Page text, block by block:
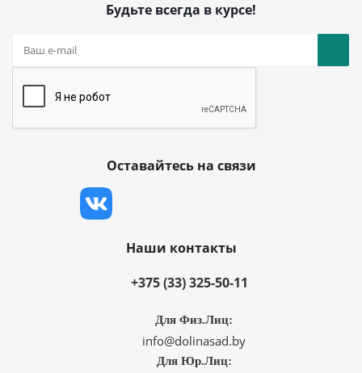
Будьте всегда в курсе!
Оставайтесь на связи
Наши контакты
+375 (33) 325-50-11
Для Физ.Лиц:
info@dolinasad.by
Для Юр.Лиц: